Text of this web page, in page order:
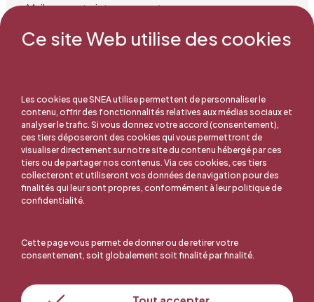
Ce site Web utilise des cookies
Les cookies que SNEA utilise permettent de personnaliser le
contenu, offrir des fonctionnalités relatives aux médias sociaux et
analyser le trafic. Si vous donnez votre accord (consentement),
ces tiers déposeront des cookies qui vous permettront de
visualiser directement sur notre site du contenu hébergé par ces
tiers ou de partager nos contenus. Via ces cookies, ces tiers
collecteront et utiliseront vos données de navigation pour des
finalités qui leur sont propres, conformément à leur politique de
confidentialité.
Cette page vous permet de donner ou de retirer votre
consentement, soit globalement soit finalité par finalité.
Mail : secretariat@snea.net
En ligne, c'est facile !